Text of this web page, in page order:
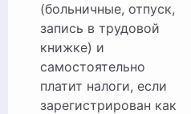
(больничные, отпуск,
запись в трудовой
книжке) и
самостоятельно
платит налоги, если
зарегистрирован как